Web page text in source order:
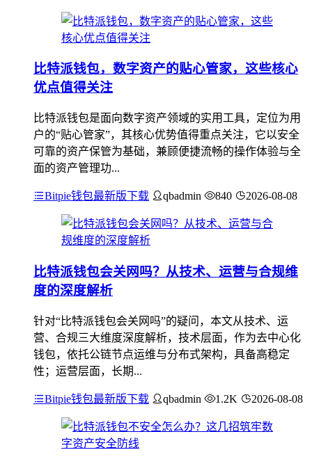
比特派钱包，数字资产的贴心管家，这些核心
优点值得关注
比特派钱包是面向数字资产领域的实用工具，定位为用
户的“贴心管家”，其核心优势值得重点关注，它以安全
可靠的资产保管为基础，兼顾便捷流畅的操作体验与全
面的资产管理功...
Bitpie钱包最新版下载 qbadmin 840 2026-08-08
比特派钱包会关网吗？从技术、运营与合规维
度的深度解析
针对“比特派钱包会关网吗”的疑问，本文从技术、运
营、合规三大维度深度解析，技术层面，作为去中心化
钱包，依托公链节点运维与分布式架构，具备高稳定
性；运营层面，长期...
Bitpie钱包最新版下载 qbadmin 1.2K 2026-08-08